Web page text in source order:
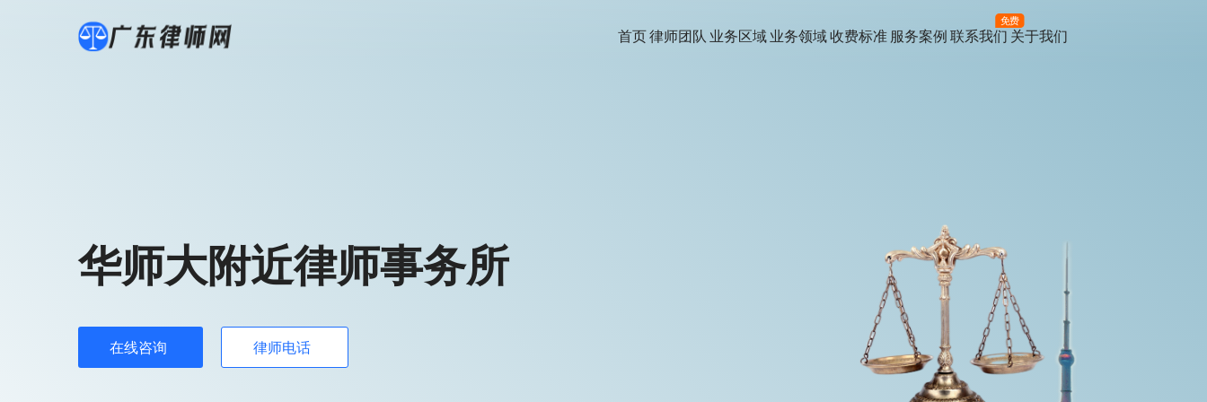
首页律师团队 业务区域 业务领域收费标准 服务案例 联系我们
免费
关于我们
华师大附近律师事务所
在线咨询 律师电话